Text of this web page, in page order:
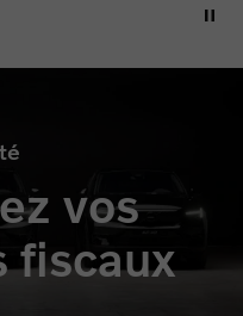
vos
fiscaux